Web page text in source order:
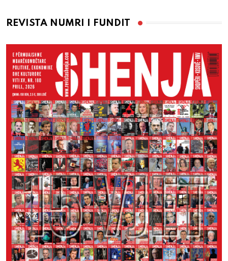
REVISTA NUMRI I FUNDIT